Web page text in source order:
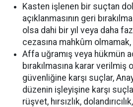
Kasten işlenen bir suçtan
açıklanmasının geri
olsa dahi bir yıl veya daha
cezasına mahkûm olmamak,
Affa uğramış veya hükmün
bırakılmasına karar
güvenliğine karşı suçlar,
düzenin işleyişine karşı
rüşvet, hırsızlık,